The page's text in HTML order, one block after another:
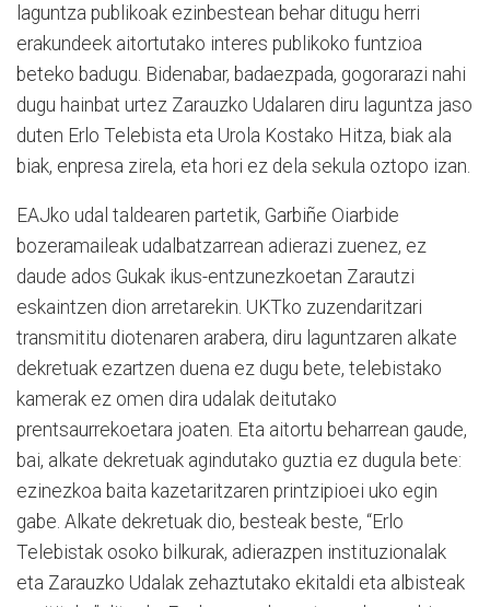
laguntza publikoak ezinbestean behar ditugu herri
erakundeek aitortutako interes publikoko funtzioa
beteko badugu. Bidenabar, badaezpada, gogorarazi nahi
dugu hainbat urtez Zarauzko Udalaren diru laguntza jaso
duten Erlo Telebista eta Urola Kostako Hitza, biak ala
biak, enpresa zirela, eta hori ez dela sekula oztopo izan.
EAJko udal taldearen partetik, Garbiñe Oiarbide
bozeramaileak udalbatzarrean adierazi zuenez, ez
daude ados Gukak ikus-entzunezkoetan Zarautzi
eskaintzen dion arretarekin. UKTko zuzendaritzari
transmititu diotenaren arabera, diru laguntzaren alkate
dekretuak ezartzen duena ez dugu bete, telebistako
kamerak ez omen dira udalak deitutako
prentsaurrekoetara joaten. Eta aitortu beharrean gaude,
bai, alkate dekretuak agindutako guztia ez dugula bete:
ezinezkoa baita kazetaritzaren printzipioei uko egin
gabe. Alkate dekretuak dio, besteak beste, “Erlo
Telebistak osoko bilkurak, adierazpen instituzionalak
eta Zarauzko Udalak zehaztutako ekitaldi eta albisteak